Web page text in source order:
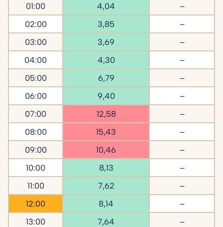
01:00
4,04
–
02:00
3,85
–
03:00
3,69
–
04:00
4,30
–
05:00
6,79
–
06:00
9,40
–
07:00
12,58
–
08:00
15,43
–
09:00
10,46
–
10:00
8,13
–
11:00
7,62
–
12:00
8,14
–
13:00
7,64
–